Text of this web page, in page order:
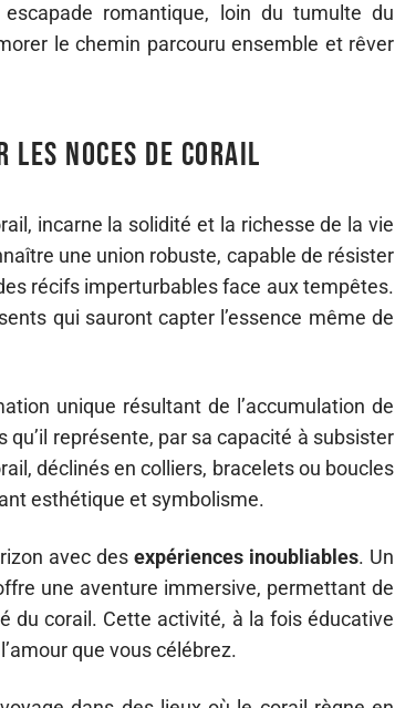
romantique, loin du tumulte du
le chemin parcouru ensemble et rêver
les noces de corail
incarne la solidité et la richesse de la vie
une union robuste, capable de résister
récifs imperturbables face aux tempêtes.
qui sauront capter l’essence même de
unique résultant de l’accumulation de
représente, par sa capacité à subsister
déclinés en colliers, bracelets ou boucles
esthétique et symbolisme.
avec des expériences inoubliables. Un
une aventure immersive, permettant de
du corail. Cette activité, à la fois éducative
que vous célébrez.